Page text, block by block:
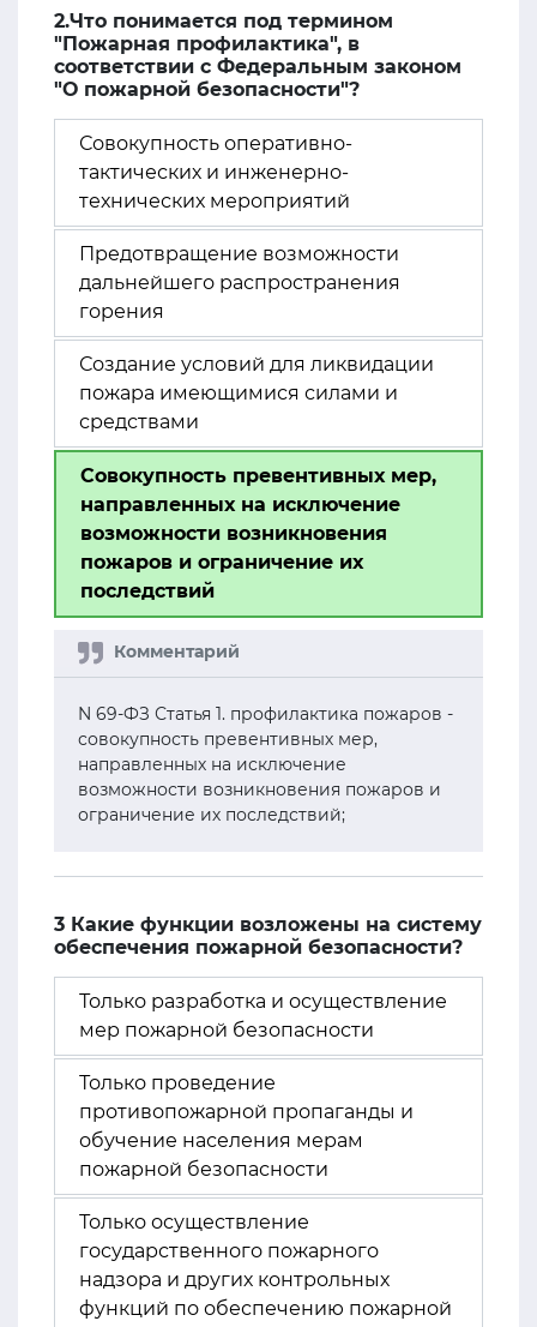
2.Что понимается под термином
"Пожарная профилактика", в
соответствии с Федеральным законом
"О пожарной безопасности"?
Совокупность оперативно-
тактических и инженерно-
технических мероприятий
Предотвращение возможности
дальнейшего распространения
горения
Создание условий для ликвидации
пожара имеющимися силами и
средствами
Совокупность превентивных мер,
направленных на исключение
возможности возникновения
пожаров и ограничение их
последствий
N 69-ФЗ Статья 1. профилактика пожаров -
совокупность превентивных мер,
направленных на исключение
возможности возникновения пожаров и
ограничение их последствий;
3 Какие функции возложены на систему
обеспечения пожарной безопасности?
Только разработка и осуществление
мер пожарной безопасности
Только проведение
противопожарной пропаганды и
обучение населения мерам
пожарной безопасности
Только осуществление
государственного пожарного
надзора и других контрольных
функций по обеспечению пожарной